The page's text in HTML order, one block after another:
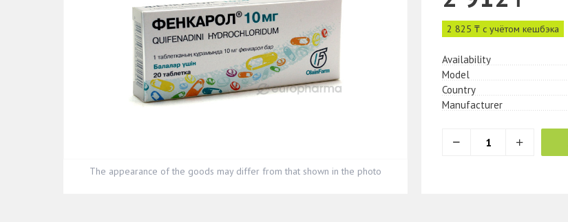
The appearance of the goods may differ from that shown in the photo
2 825 ₸ с учётом кешбэка
Availability
Model
Country
Manufacturer